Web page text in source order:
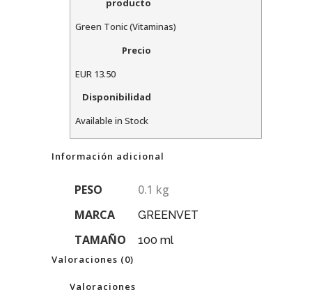
producto
Green Tonic (Vitaminas)
Precio
EUR13.50
Disponibilidad
Available in Stock
Información adicional
PESO
0.1 kg
MARCA
GREENVET
TAMAÑO 100 ml
Valoraciones (0)
Valoraciones